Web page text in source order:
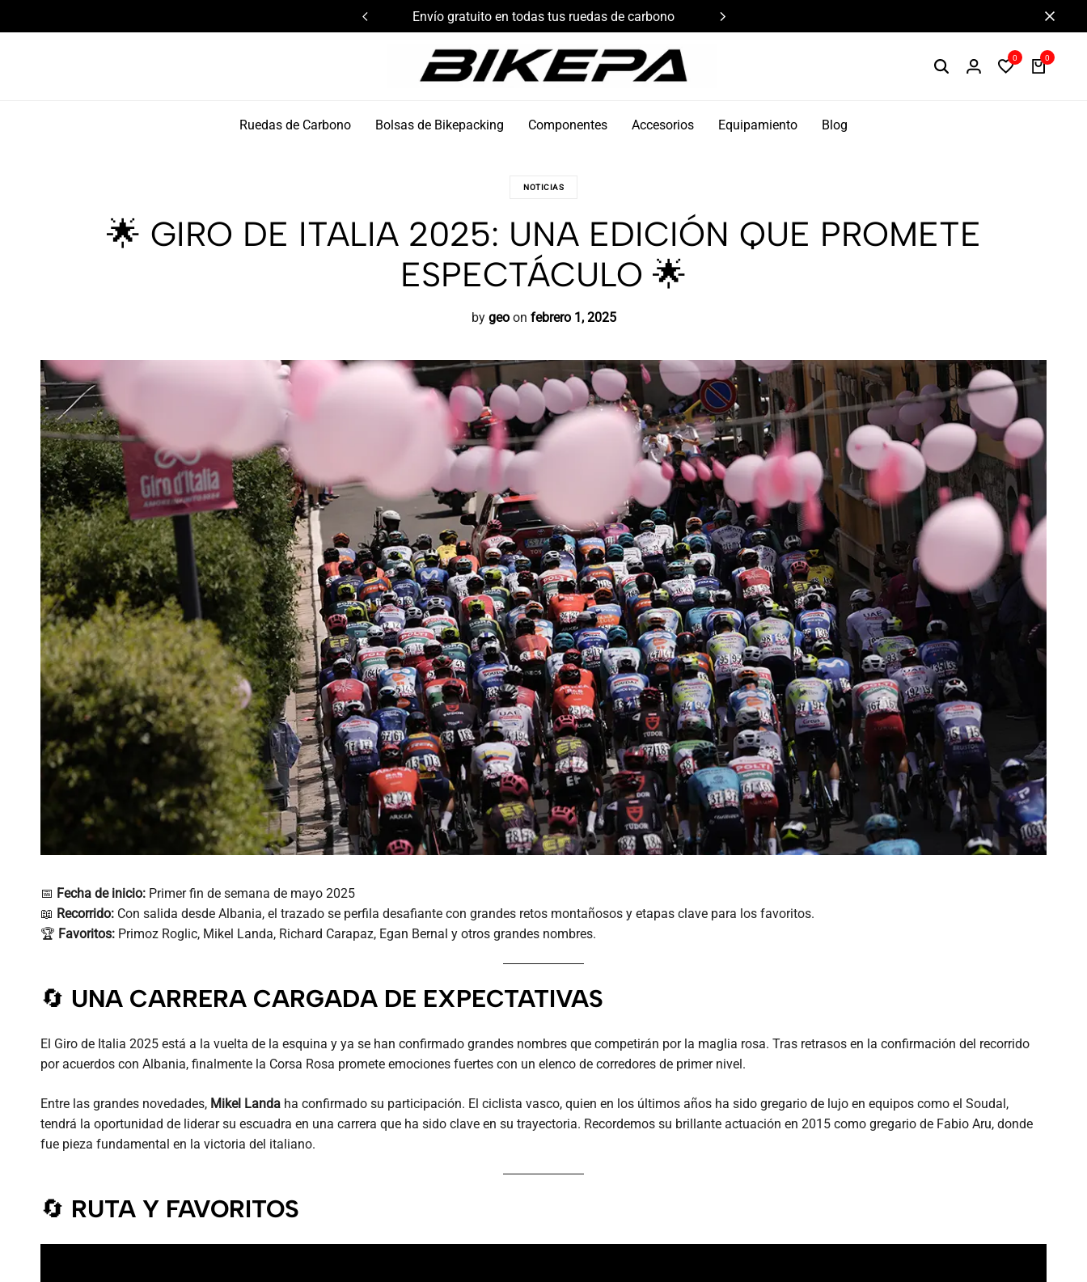
Envío gratuito en todas tus ruedas de carbono
0 0
Ruedas de Carbono Bolsas de Bikepacking Componentes Accesorios Equipamiento Blog
NOTICIAS
🌟 GIRO DE ITALIA 2025: UNA EDICIÓN QUE PROMETE
ESPECTÁCULO 🌟
by geo on febrero 1, 2025
📅 Fecha de inicio: Primer fin de semana de mayo 2025
📖 Recorrido: Con salida desde Albania, el trazado se perfila desafiante con grandes retos montañosos y etapas clave para los favoritos.
🏆 Favoritos: Primoz Roglic, Mikel Landa, Richard Carapaz, Egan Bernal y otros grandes nombres.
🔄 UNA CARRERA CARGADA DE EXPECTATIVAS
El Giro de Italia 2025 está a la vuelta de la esquina y ya se han confirmado grandes nombres que competirán por la maglia rosa. Tras retrasos en la confirmación del recorrido
por acuerdos con Albania, finalmente la Corsa Rosa promete emociones fuertes con un elenco de corredores de primer nivel.
Entre las grandes novedades, Mikel Landa ha confirmado su participación. El ciclista vasco, quien en los últimos años ha sido gregario de lujo en equipos como el Soudal,
tendrá la oportunidad de liderar su escuadra en una carrera que ha sido clave en su trayectoria. Recordemos su brillante actuación en 2015 como gregario de Fabio Aru, donde
fue pieza fundamental en la victoria del italiano.
🔄 RUTA Y FAVORITOS